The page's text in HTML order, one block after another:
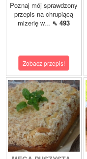
Poznaj mój sprawdzony
przepis na chrupiącą
mizerię w... ⇖ 493
Zobacz przepis!